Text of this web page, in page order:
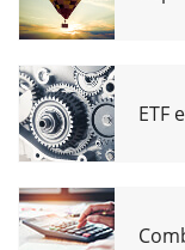
ETF